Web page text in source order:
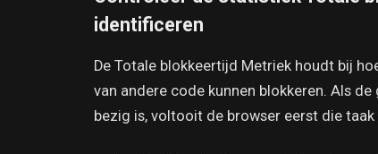
identificeren
De Totale blokkeertijd Metriek houdt bij
van andere code kunnen blokkeren. Als
bezig is, voltooit de browser eerst die